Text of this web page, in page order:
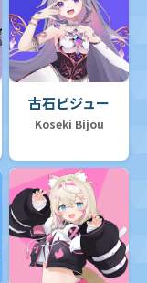
古石ビジュー
Koseki Bijou